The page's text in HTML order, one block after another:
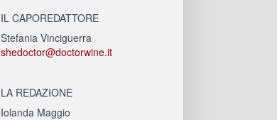
IL CAPOREDATTORE
Stefania Vinciguerra
shedoctor@doctorwine.it
LA REDAZIONE
Iolanda Maggio